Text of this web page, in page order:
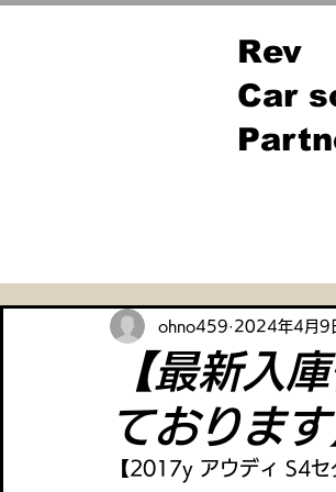
Rev
Car
【最新入
ております
ohno459 2024年4月9
【2017y アウディ S4セ